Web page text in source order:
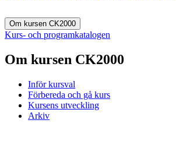
Om kursen CK2000
Kurs- och programkatalogen
Om kursen CK2000
Inför kursval
Förbereda och gå kurs
Kursens utveckling
Arkiv